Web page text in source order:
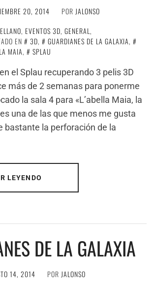
20, 2014 POR JALONSO
, EVENTOS 3D, GENERAL,
EN 3D, GUARDIANES DE LA GALAXIA,
MAIA,
SPLAU
el Splau recuperando 3 pelis 3D
más de 2 semanas para ponerme
la sala 4 para «L’abella Maia, la
una de las que menos me gusta
bastante la perforación de la
LEYENDO
DE LA GALAXIA
14, 2014 POR JALONSO